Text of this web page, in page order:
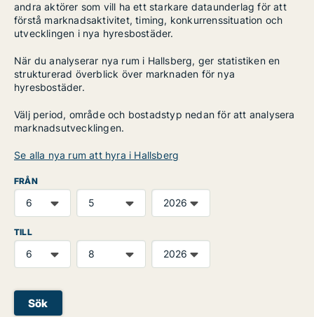
andra aktörer som vill ha ett starkare dataunderlag för att
förstå marknadsaktivitet, timing, konkurrenssituation och
utvecklingen i nya hyresbostäder.
När du analyserar nya rum i Hallsberg, ger statistiken en
strukturerad överblick över marknaden för nya
hyresbostäder.
Välj period, område och bostadstyp nedan för att analysera
marknadsutvecklingen.
Se alla nya rum att hyra i Hallsberg
FRÅN
TILL
Sök